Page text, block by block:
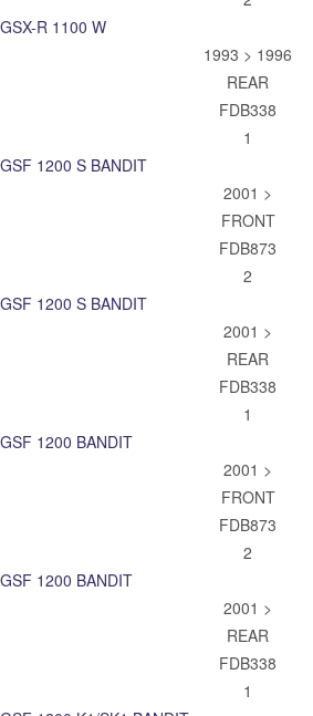
GSX-R 1100 W
1993 > 1996
REAR
FDB338
1
GSF 1200 S BANDIT
2001 >
FRONT
FDB873
2
GSF 1200 S BANDIT
2001 >
REAR
FDB338
1
GSF 1200 BANDIT
2001 >
FRONT
FDB873
2
GSF 1200 BANDIT
2001 >
REAR
FDB338
1